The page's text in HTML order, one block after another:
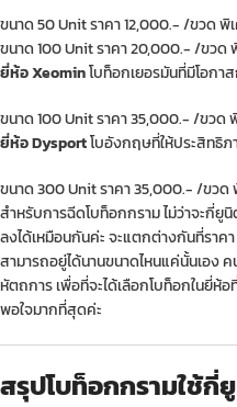
ขนาด 50 Unit ราคา 12,000.- /ขวด พิ
ขนาด 100 Unit ราคา 20,000.- /ขวด
ยี่ห้อ Xeominโบท็อกเยอรมันที่มีโอกา
ขนาด 100 Unit ราคา 35,000.- /ขวด
ยี่ห้อ Dysportโบอังกฤษที่ให้ประสิทธิ
ขนาด 300 Unit ราคา 35,000.- /ขวด
สำหรับการฉีดโบท็อกกราม ไม่ว่าจะกี่ยู
ลงได้เหมือนกันค่ะ จะแตกต่างกันที่ราคา
สามารถอยู่ได้นานขนาดไหนแค่นั้นเอง
หัตถการ เพื่อที่จะได้เลือกโบท็อกในยี่ห้
พอใจมากที่สุดค่ะ
สรุปโบท็อกกรามใช้กี่